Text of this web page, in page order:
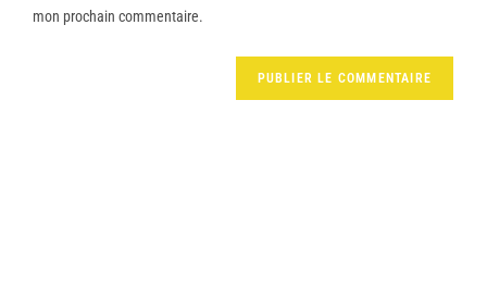
mon prochain commentaire.